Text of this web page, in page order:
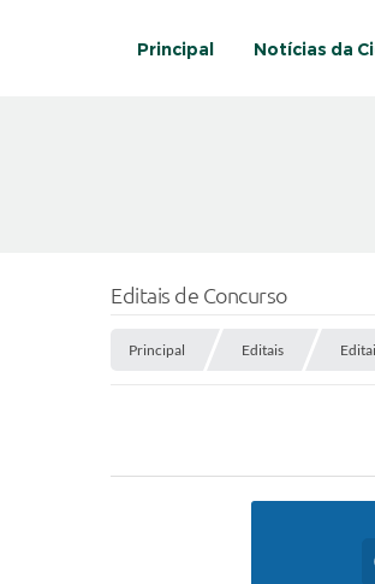
Principal Notícias da
Editais de Concurso
Principal Editais